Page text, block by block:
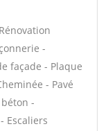
-
façade - Plaque
- Pavé
-
Escaliers